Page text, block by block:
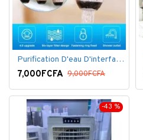
Purification D'eau D'interface De Filtre De Robinet
7,000FCFA 9,000FCFA
-43 %